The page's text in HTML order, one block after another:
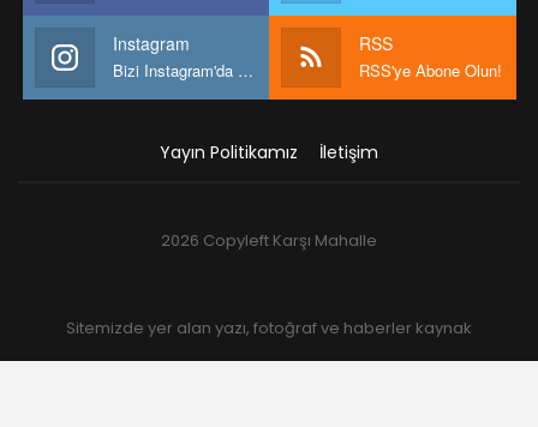
Instagram
Bizi Instagram'da takip edin
RSS
RSS'ye Abone Olun!
Yayın Politikamız İletişim
2026 Copyleft Karşı Mahalle
Sitemizde yer alan yazı, fotoğraf ve haberler kaynak